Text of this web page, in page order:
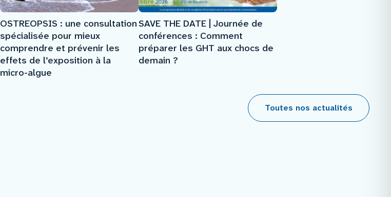
OSTREOPSIS : une consultation
spécialisée pour mieux
comprendre et prévenir les
effets de l’exposition à la
micro-algue
SAVE THE DATE | Journée de
conférences : Comment
préparer les GHT aux chocs de
demain ?
Toutes nos actualités